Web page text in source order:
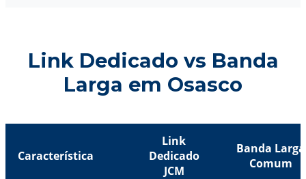
Link Dedicado vs Banda
Larga em Osasco
Característica
Link
Dedicado
JCM
Banda Larga
Comum